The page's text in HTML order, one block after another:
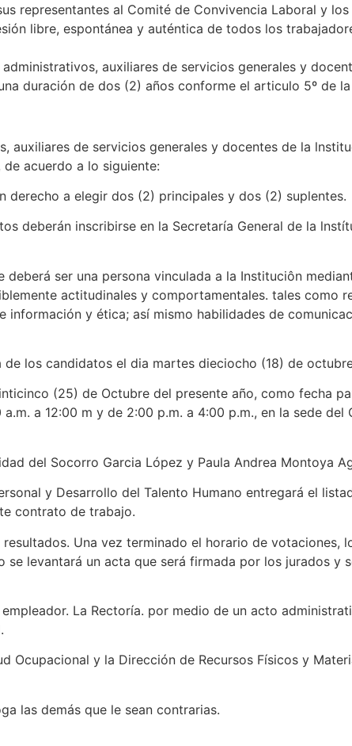
representantes al Comité de Convivencia Laboral y
libre, espontánea y auténtica de todos los
auxiliares de servicios generales y
duración de dos (2) años conforme el articulo 5º de
auxiliares de servicios generales y docentes de la
acuerdo a lo siguiente:
derecho a elegir dos (2) principales y dos (2) suplentes.
deberán inscribirse en la Secretaría General de la
deberá ser una persona vinculada a la Instituciôn
actitudinales y comportamentales. tales como
información y ética; así mismo habilidades de
de los candidatos el dia martes dieciocho (18) de
(25) de Octubre del presente año, como fecha
a 12:00 m y de 2:00 p.m. a 4:00 p.m., en la sede del
del Socorro Garcia López y Paula Andrea Montoya
y Desarrollo del Talento Humano entregará el
contrato de trabajo.
Una vez terminado el horario de votaciones,
levantará un acta que será firmada por los jurados y
La Rectoría. por medio de un acto
Ocupacional y la Dirección de Recursos Físicos y
las demás que le sean contrarias.